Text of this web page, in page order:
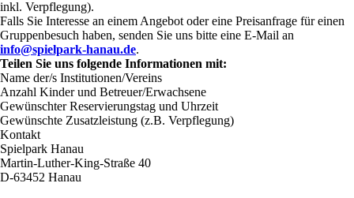
inkl. Verpflegung).
Falls Sie Interesse an einem Angebot oder eine Preisanfrage für einen
Gruppenbesuch haben, senden Sie uns bitte eine E-Mail an
info@spielpark-hanau.de.
Teilen Sie uns folgende Informationen mit:
Name der/s Institutionen/Vereins
Anzahl Kinder und Betreuer/Erwachsene
Gewünschter Reservierungstag und Uhrzeit
Gewünschte Zusatzleistung (z.B. Verpflegung)
Kontakt
Spielpark Hanau
Martin-Luther-King-Straße 40
D-63452 Hanau